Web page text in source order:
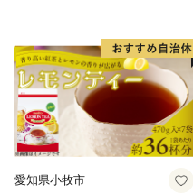
愛知県小牧市